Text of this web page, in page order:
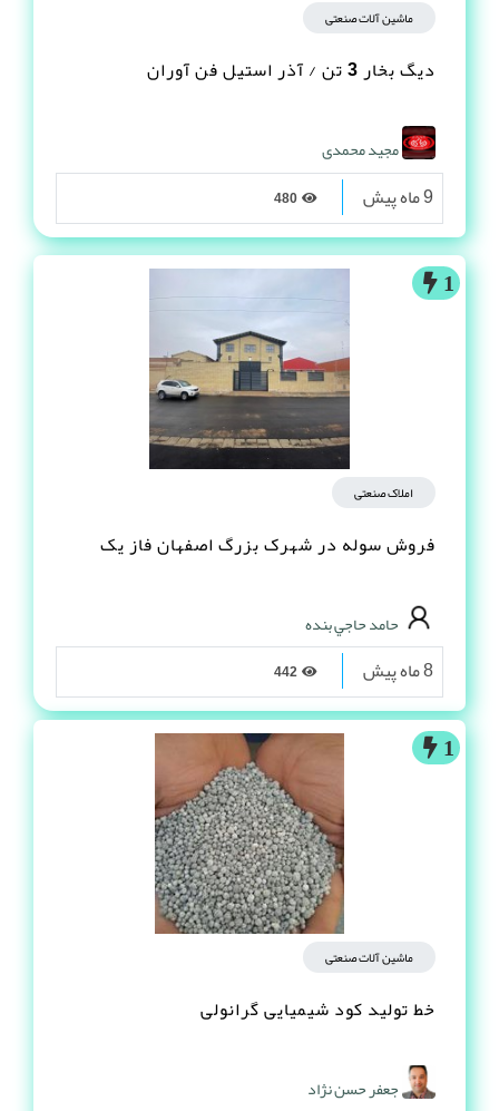
ماشین آلات صنعتی
دیگ بخار 3 تن / آذر استیل فن آوران
مجید محمدی
9 ماه پیش
1
املاک صنعتی
فروش سوله در شهرک بزرگ اصفهان فاز یک
حامد حاجي بنده
8 ماه پیش
1
ماشین آلات صنعتی
خط تولید کود شیمیایی گرانولی
جعفر حسن نژاد